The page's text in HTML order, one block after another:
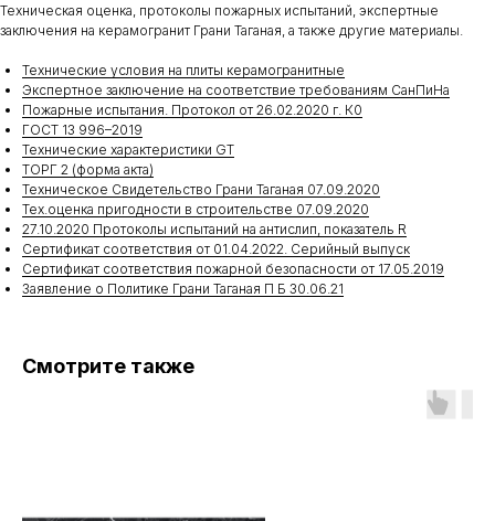
Техническая оценка, протоколы пожарных испытаний, экспертные
заключения на керамогранит Грани Таганая, а также другие материалы.
Технические условия на плиты керамогранитные
Экспертное заключение на соответствие требованиям СанПиНа
Пожарные испытания. Протокол от 26.02.2020 г. К0
ГОСТ 13 996–2019
Технические характеристики GT
ТОРГ 2 (форма акта)
Техническое Свидетельство Грани Таганая 07.09.2020
Тех.оценка пригодности в строительстве 07.09.2020
27.10.2020 Протоколы испытаний на антислип, показатель R
Сертификат соответствия от 01.04.2022. Серийный выпуск
Сертификат соответствия пожарной безопасности от 17.05.2019
Заявление о Политике Грани Таганая П Б 30.06.21
Смотрите также